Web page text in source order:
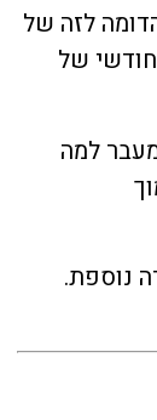
לזה של
של
למה
נוספת.